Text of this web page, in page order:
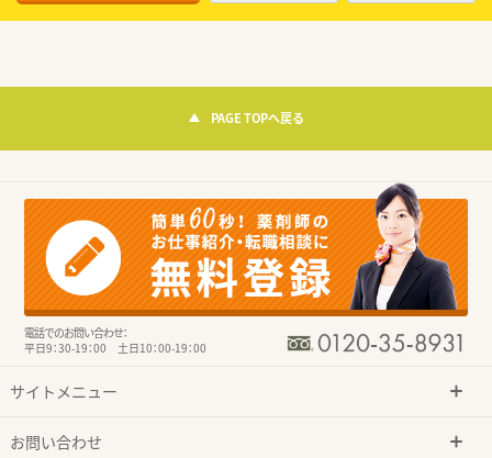
PAGE TOPへ戻る
電話でのお問い合わせ：
平日9：30-19：00 土日10：00-19：00
サイトメニュー
お問い合わせ